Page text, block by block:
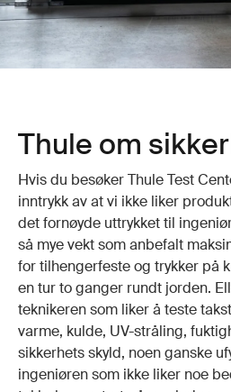
Thule om
Hvis du besøker Thule Test
inntrykk av at vi ikke liker
det fornøyde uttrykket til
så mye vekt som anbefalt
for tilhengerfeste og trykker på
en tur to ganger rundt jorden.
teknikeren som liker å teste
varme, kulde, UV-stråling,
sikkerhets skyld, noen ganske
ingeniøren som ikke liker noe